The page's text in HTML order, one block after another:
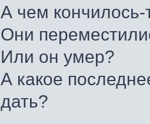
А чем кончилось-
Они
Или он умер?
А какое
дать?